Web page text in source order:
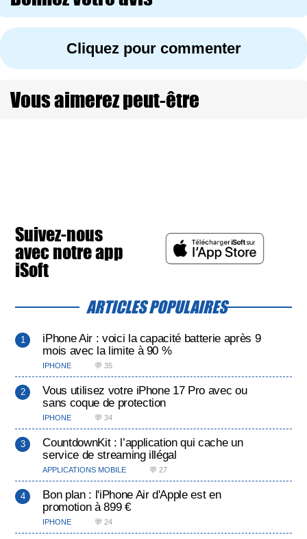
Cliquez pour commenter
Vous aimerez peut-être
Suivez-nous
avec notre app
iSoft
ARTICLES POPULAIRES
iPhone Air : voici la capacité batterie après 9
mois avec la limite à 90 %
IPHONE 💬 35
Vous utilisez votre iPhone 17 Pro avec ou
sans coque de protection
IPHONE 💬 34
CountdownKit : l’application qui cache un
service de streaming illégal
APPLICATIONS MOBILE 💬 27
Bon plan : l'iPhone Air d'Apple est en
promotion à 899 €
IPHONE 💬 24